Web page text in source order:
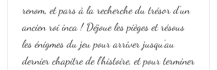
renom, et pars à la recherche du trésor d’un
ancien roi inca ! Déjoue les pièges et résous
les énigmes du jeu pour arriver jusqu’au
dernier chapitre de l’histoire, et pour terminer